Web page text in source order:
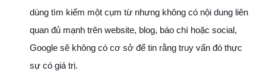
dùng tìm kiếm một cụm từ nhưng không có nội dung liên
quan đủ mạnh trên website, blog, báo chí hoặc social,
Google sẽ không có cơ sở để tin rằng truy vấn đó thực
sự có giá trị.